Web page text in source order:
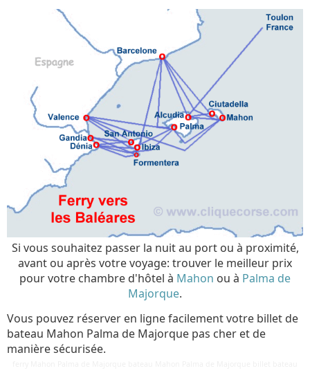
Si vous souhaitez passer la nuit au port ou à proximité,
avant ou après votre voyage: trouver le meilleur prix
pour votre chambre d'hôtel à Mahon ou à Palma de
Majorque.
Vous pouvez réserver en ligne facilement votre billet de
bateau Mahon Palma de Majorque pas cher et de
manière sécurisée.